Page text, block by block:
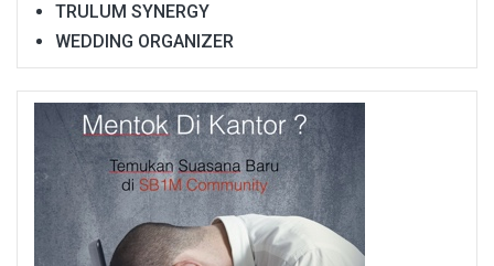
TRULUM SYNERGY
WEDDING ORGANIZER